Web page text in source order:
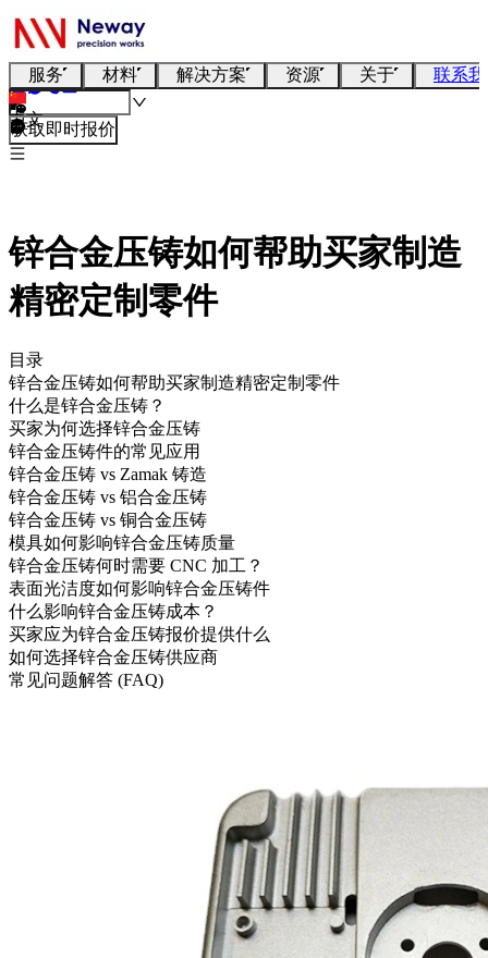
服务 材料 解决方案 资源 关于 联系
中文
获取即时报价
锌合金压铸如何帮助买家制造
精密定制零件
目录
锌合金压铸如何帮助买家制造精密定制零件
什么是锌合金压铸？
买家为何选择锌合金压铸
锌合金压铸件的常见应用
锌合金压铸 vs Zamak 铸造
锌合金压铸 vs 铝合金压铸
锌合金压铸 vs 铜合金压铸
模具如何影响锌合金压铸质量
锌合金压铸何时需要 CNC 加工？
表面光洁度如何影响锌合金压铸件
什么影响锌合金压铸成本？
买家应为锌合金压铸报价提供什么
如何选择锌合金压铸供应商
常见问题解答 (FAQ)